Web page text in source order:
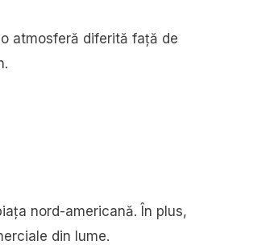
atmosferă diferită față de
nord-americană. În plus,
din lume.